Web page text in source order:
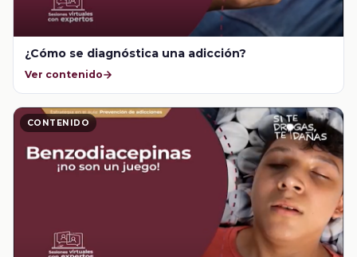
¿Cómo se diagnóstica una adicción?
Ver contenido
CONTENIDO